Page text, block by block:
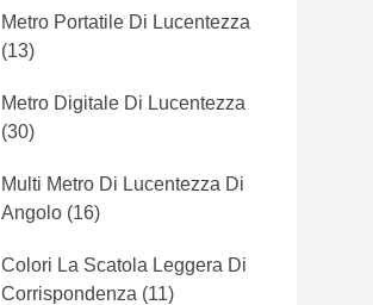
Metro Portatile Di Lucentezza
(13)
Metro Digitale Di Lucentezza
(30)
Multi Metro Di Lucentezza Di
Angolo (16)
Colori La Scatola Leggera Di
Corrispondenza (11)